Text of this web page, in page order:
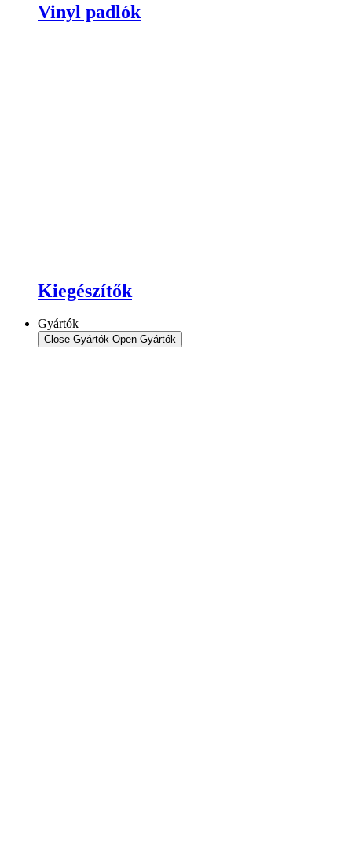
Vinyl padlók
Kiegészítők
Gyártók
Close Gyártók Open Gyártók